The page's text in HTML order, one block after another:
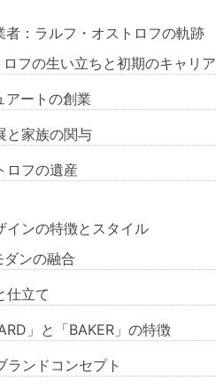
：ラルフ・オストロフの軌跡
フの生い立ちと初期のキャリア
アートの創業
と家族の関与
ロフの遺産
ンの特徴とスタイル
ダンの融合
仕立て
」と「BAKER」の特徴
ランドコンセプト